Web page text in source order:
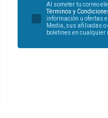
Al someter tu correo
Términos y
información u ofertas
Media, sus afiliadas o
boletines en cualquier